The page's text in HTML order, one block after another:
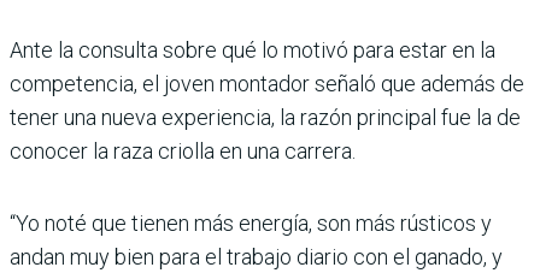
Ante la consulta sobre qué lo motivó para estar en la
competencia, el joven montador señaló que además de
tener una nueva experiencia, la razón principal fue la de
conocer la raza criolla en una carrera.
“Yo noté que tienen más energía, son más rústicos y
andan muy bien para el trabajo diario con el ganado, y